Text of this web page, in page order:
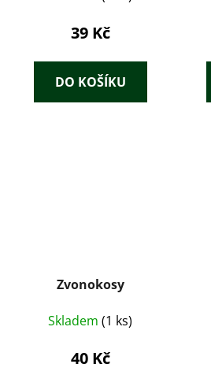
39 Kč
DO KOŠÍKU
Zvonokosy
Skladem (1 ks)
40 Kč